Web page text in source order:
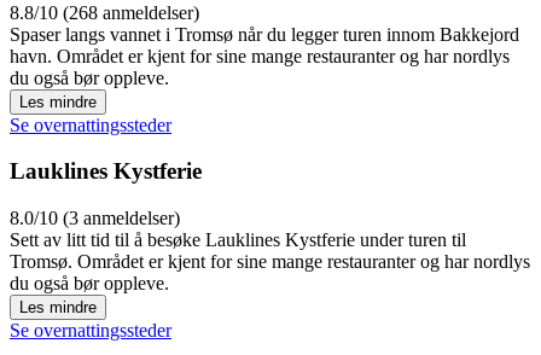
8.8/10 (268 anmeldelser)
Spaser langs vannet i Tromsø når du legger turen innom Bakkejord
havn. Området er kjent for sine mange restauranter og har nordlys
du også bør oppleve.
Les mindre
Se overnattingssteder
Lauklines Kystferie
8.0/10 (3 anmeldelser)
Sett av litt tid til å besøke Lauklines Kystferie under turen til
Tromsø. Området er kjent for sine mange restauranter og har nordlys
du også bør oppleve.
Les mindre
Se overnattingssteder